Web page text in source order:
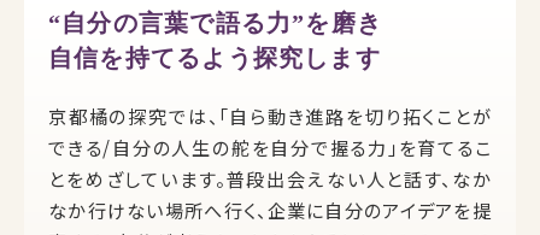
“自分の言葉で語る力”を磨き
自信を持てるよう探究します
京都橘の探究では、「自ら動き進路を切り拓くことが
できる/自分の人生の舵を自分で握る力」を育てるこ
とをめざしています。普段出会えない人と話す、なか
なか行けない場所へ行く、企業に自分のアイデアを提